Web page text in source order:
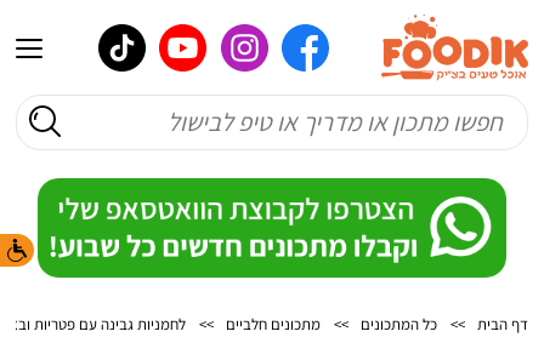
דף הבית >> כל המתכונים >> מתכונים חלביים >> לחמניות גבינה עם פטריות ובצל